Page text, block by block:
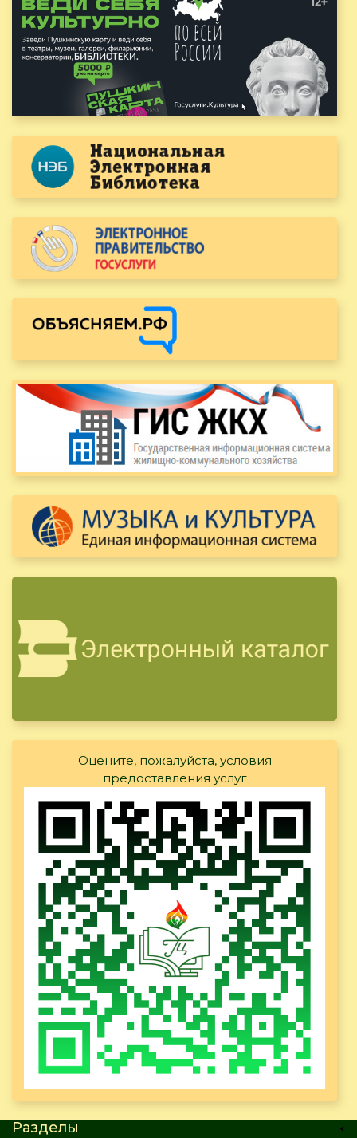
Оцените, пожалуйста, условия
предоставления услуг
Разделы